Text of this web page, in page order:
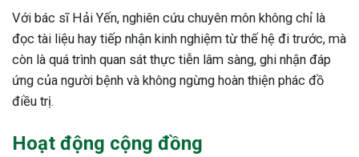
Với bác sĩ Hải Yến, nghiên cứu chuyên môn không chỉ là
đọc tài liệu hay tiếp nhận kinh nghiệm từ thế hệ đi trước, mà
còn là quá trình quan sát thực tiễn lâm sàng, ghi nhận đáp
ứng của người bệnh và không ngừng hoàn thiện phác đồ
điều trị.
Hoạt động cộng đồng